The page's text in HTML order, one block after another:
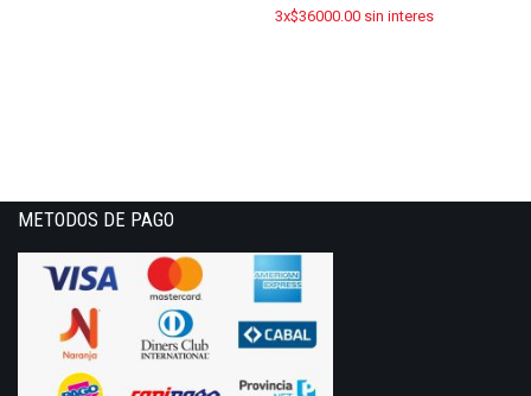
3x$36000.00 sin interes
METODOS DE PAGO